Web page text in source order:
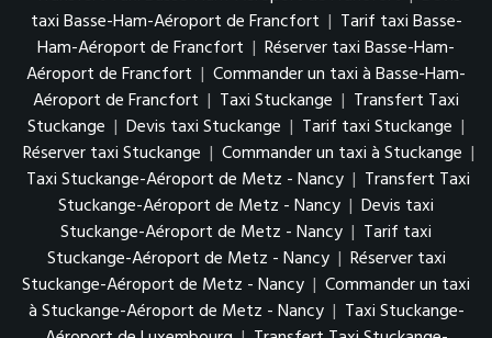
taxi Basse-Ham-Aéroport de Francfort | Tarif taxi Basse-
Ham-Aéroport de Francfort | Réserver taxi Basse-Ham-
Aéroport de Francfort | Commander un taxi à Basse-Ham-
Aéroport de Francfort | Taxi Stuckange | Transfert Taxi
Stuckange | Devis taxi Stuckange | Tarif taxi Stuckange |
Réserver taxi Stuckange | Commander un taxi à Stuckange |
Taxi Stuckange-Aéroport de Metz - Nancy | Transfert Taxi
Stuckange-Aéroport de Metz - Nancy | Devis taxi
Stuckange-Aéroport de Metz - Nancy | Tarif taxi
Stuckange-Aéroport de Metz - Nancy | Réserver taxi
Stuckange-Aéroport de Metz - Nancy | Commander un taxi
à Stuckange-Aéroport de Metz - Nancy | Taxi Stuckange-